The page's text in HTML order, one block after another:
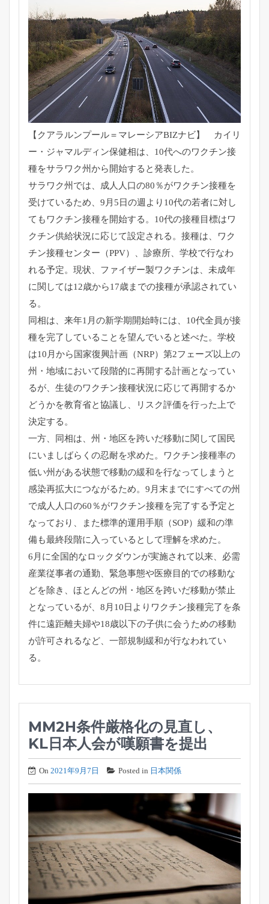
【クアラルンプール＝マレーシアBIZナビ】 カイリ
ー・ジャマルディン保健相は、 10代へのワクチン接
種をサラワク州から開始すると発表した。
サラワク州では、成人人口の80％がワクチン接種を
受けているため、 9月5日の週より10代の若者に対し
てもワクチン接種を開始する 。10代の接種目標はワ
クチン供給状況に応じて設定される。 接種は、ワク
チン接種センター（PPV）、診療所、 学校で行なわ
れる予定。現状、ファイザー製ワクチンは、 未成年
に関しては12歳から17歳までの接種が承認されてい
る。
同相は、来年1月の新学期開始時には、 10代全員が接
種を完了していることを望んでいると述べた。 学校
は10月から国家復興計画（NRP）第2フェーズ以上の
州・ 地域において段階的に再開する計画となってい
るが、 生徒のワクチン接種状況に応じて再開するか
どうかを教育省と協議 し、リスク評価を行った上で
決定する。
一方、同相は、州・ 地区を跨いだ移動に関して国民
にいましばらくの忍耐を求めた。
ワクチン接種率の
低い州がある状態で移動の緩和を行なってしまう と
感染再拡大につながるため。 9月末までにすべての州
で成人人口の60％がワクチン接種を完了する予定と
なっており、
また標準的運用手順（SOP） 緩和の準
備も最終段階に入っているとして理解を求めた。
6月に全国的なロックダウンが実施されて以来、 必需
産業従事者の通勤、緊急事態や医療目的での移動な
どを除き、 ほとんどの州・地区を跨いだ移動が禁止
となっているが、 8月10日よりワクチン接種完了を条
件に遠距離夫婦や18歳以下の子供に会うための移動
が許可されるなど、 一部規制緩和が行なわれてい
る。
MM2H条件厳格化の見直し、
KL日本人会が嘆願書を提出
On 2021年9月7日 Posted in 日本関係